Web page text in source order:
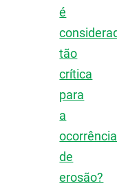
é
tão
crítica
para
a
ocorrência
de
erosão?